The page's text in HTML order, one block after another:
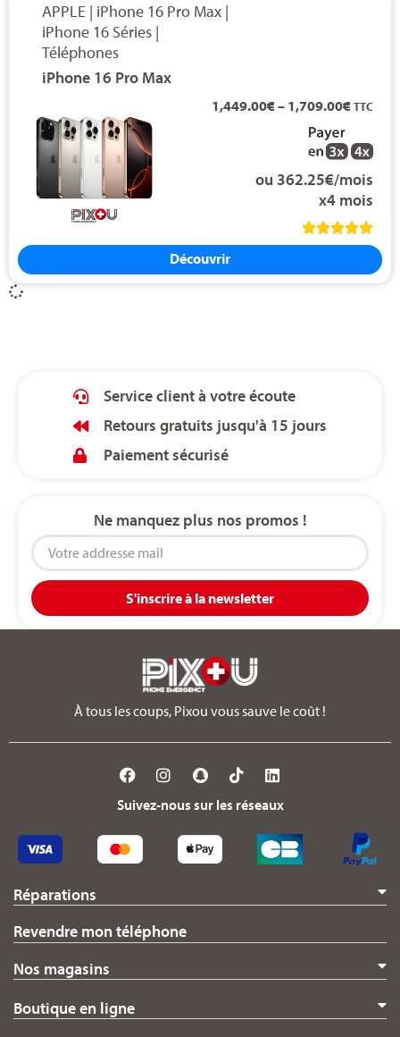
APPLE | iPhone 16 Pro Max |
iPhone 16 Séries |
Téléphones
iPhone 16 Pro Max
1,449.00€– 1,709.00€TTC
ou 362.25€/mois
x4 mois

Découvrir
Service client à votre écoute
Retours gratuits jusqu'à 15 jours
Paiement sécurisé
Ne manquez plus nos promos !
S'inscrire à la newsletter
À tous les coups, Pixou vous sauve le coût !
Suivez-nous sur les réseaux
Réparations
Revendre mon téléphone
Nos magasins
Boutique en ligne